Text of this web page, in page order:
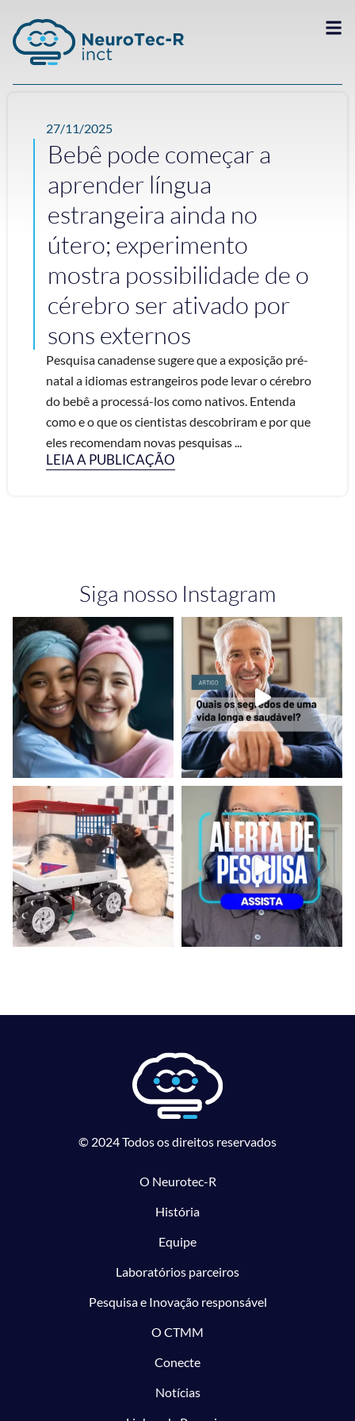
27/11/2025
Bebê pode começar a
aprender língua
estrangeira ainda no
útero; experimento
mostra possibilidade de o
cérebro ser ativado por
sons externos
Pesquisa canadense sugere que a exposição pré-
natal a idiomas estrangeiros pode levar o cérebro
do bebê a processá-los como nativos. Entenda
como e o que os cientistas descobriram e por que
eles recomendam novas pesquisas ...
LEIA A PUBLICAÇÃO
Siga nosso Instagram
© 2024 Todos os direitos reservados
O Neurotec-R
História
Equipe
Laboratórios parceiros
Pesquisa e Inovação responsável
O CTMM
Conecte
Notícias